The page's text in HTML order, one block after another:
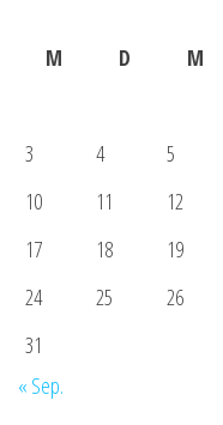
M
D M
3
4 5
10
11 12
17
18 19
24
25 26
31
« Sep.